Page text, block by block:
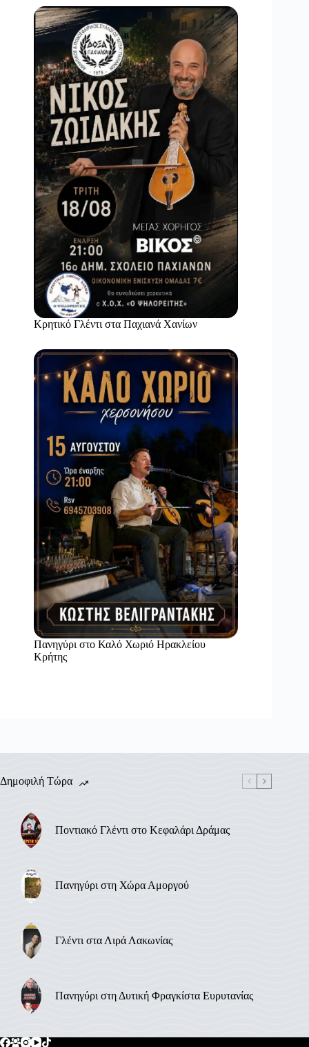
Κρητικό Γλέντι στα Παχιανά Χανίων
Πανηγύρι στο Καλό Χωριό Ηρακλείου
Κρήτης
Δημοφιλή Τώρα
Ποντιακό Γλέντι στο Κεφαλάρι Δράμας
Πανηγύρι στη Χώρα Αμοργού
Γλέντι στα Λιρά Λακωνίας
Πανηγύρι στη Δυτική Φραγκίστα Ευρυτανίας